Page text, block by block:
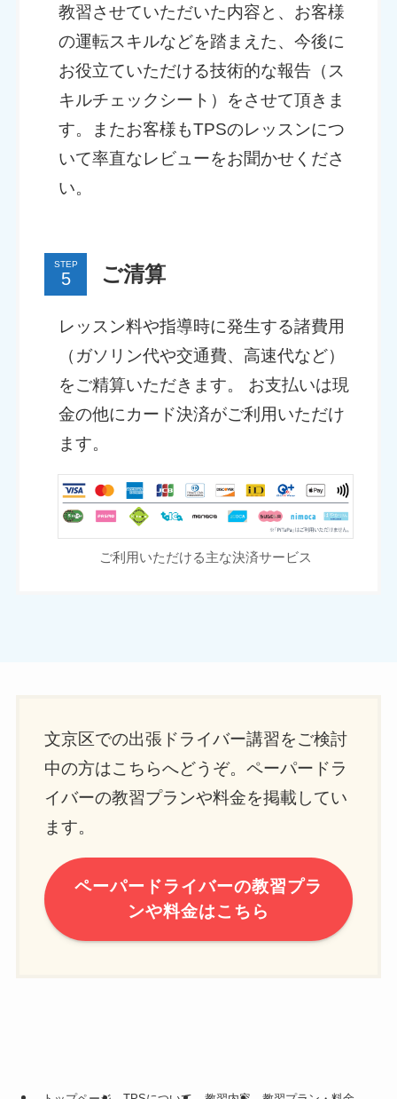
教習させていただいた内容と、お客様
の運転スキルなどを踏まえた、今後に
お役立ていただける技術的な報告（ス
キルチェックシート）をさせて頂きま
す。またお客様もTPSのレッスンにつ
いて率直なレビューをお聞かせくださ
い。
STEP ご清算
レッスン料や指導時に発生する諸費用
（ガソリン代や交通費、高速代など）
をご精算いただきます。 お支払いは現
金の他にカード決済がご利用いただけ
ます。
ご利用いただける主な決済サービス
文京区での出張ドライバー講習をご検討
中の方はこちらへどうぞ。ペーパードラ
イバーの教習プランや料金を掲載してい
ます。
ペーパードライバーの教習プラ
ンや料金はこちら